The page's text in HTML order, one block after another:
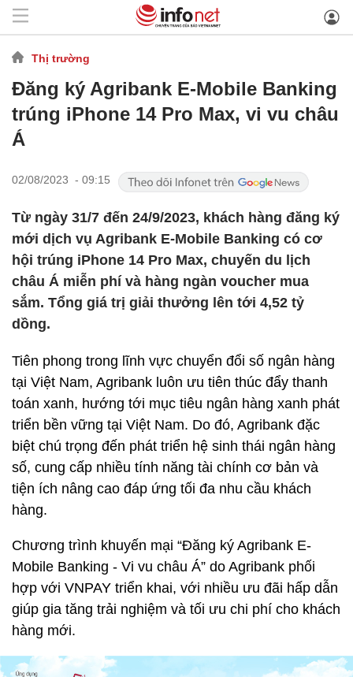
Thị trường
Đăng ký Agribank E-Mobile Banking
trúng iPhone 14 Pro Max, vi vu châu
Á
02/08/2023 - 09:15
Từ ngày 31/7 đến 24/9/2023, khách hàng đăng ký
mới dịch vụ Agribank E-Mobile Banking có cơ
hội trúng iPhone 14 Pro Max, chuyến du lịch
châu Á miễn phí và hàng ngàn voucher mua
sắm. Tổng giá trị giải thưởng lên tới 4,52 tỷ
dồng.
Tiên phong trong lĩnh vực chuyển đổi số ngân hàng
tại Việt Nam, Agribank luôn ưu tiên thúc đẩy thanh
toán xanh, hướng tới mục tiêu ngân hàng xanh phát
triển bền vững tại Việt Nam. Do đó, Agribank đặc
biệt chú trọng đến phát triển hệ sinh thái ngân hàng
số, cung cấp nhiều tính năng tài chính cơ bản và
tiện ích nâng cao đáp ứng tối đa nhu cầu khách
hàng.
Chương trình khuyến mại “Đăng ký Agribank E-
Mobile Banking - Vi vu châu Á” do Agribank phối
hợp với VNPAY triển khai, với nhiều ưu đãi hấp dẫn
giúp gia tăng trải nghiệm và tối ưu chi phí cho khách
hàng mới.